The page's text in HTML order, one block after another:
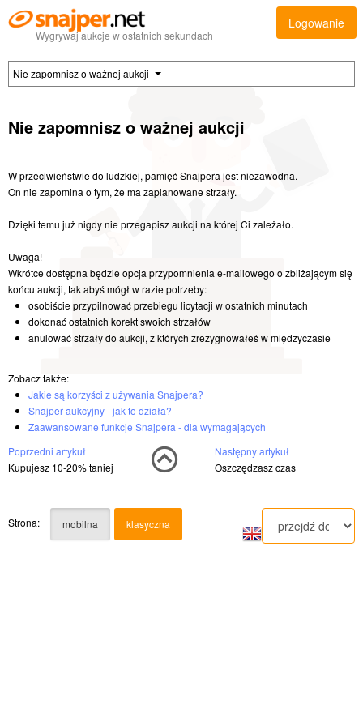
Wygrywaj aukcje w ostatnich sekundach
Logowanie
Nie zapomnisz o ważnej aukcji
Nie zapomnisz o ważnej aukcji
W przeciwieństwie do ludzkiej, pamięć Snajpera jest niezawodna.
On nie zapomina o tym, że ma zaplanowane strzały.
Dzięki temu już nigdy nie przegapisz aukcji na której Ci zależało.
Uwaga!
Wkrótce dostępna będzie opcja przypomnienia e-mailowego o zbliżającym się
końcu aukcji, tak abyś mógł w razie potrzeby:
osobiście przypilnować przebiegu licytacji w ostatnich minutach
dokonać ostatnich korekt swoich strzałów
anulować strzały do aukcji, z których zrezygnowałeś w międzyczasie
Zobacz także:
Jakie są korzyści z używania Snajpera?
Snajper aukcyjny - jak to działa?
Zaawansowane funkcje Snajpera - dla wymagających
Poprzedni artykuł
Kupujesz 10-20% taniej
Następny artykuł
Oszczędzasz czas
Strona: mobilna klasyczna